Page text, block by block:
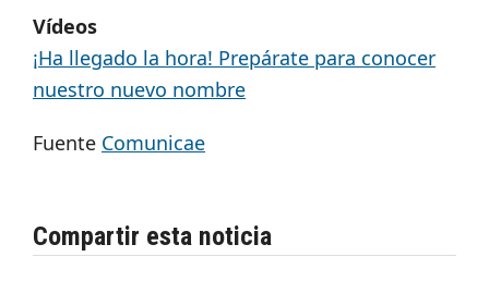
Vídeos
¡Ha llegado la hora! Prepárate para conocer
nuestro nuevo nombre
Fuente Comunicae
Compartir esta noticia